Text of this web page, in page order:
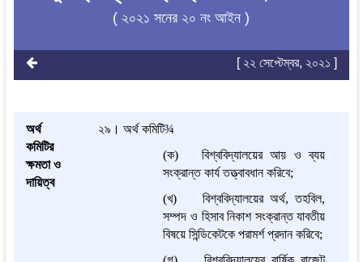
( ২০২১ সনের ২০ নং আইন )
[ ২২ সেপ্টেম্বর, ২০২১ ]
অর্থ
কমিটির
ক্ষমতা ও
দায়িত্ব
২৯।অর্থ কমিটি¾
(ক) বিশ্ববিদ্যালয়ের আয় ও ব্যয়
সংক্রান্ত কার্য তত্ত্বাবধান করিবে;
(খ) বিশ্ববিদ্যালয়ের অর্থ, তহবিল,
সম্পদ ও হিসাব নিকাশ সংক্রান্ত যাবতীয়
বিষয়ে সিন্ডিকেটকে পরামর্শ প্রদান করিবে;